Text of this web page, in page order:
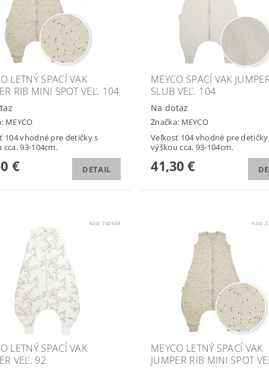
LETNÝ SPACÍ VAK
RIB MINI SPOT VEĽ. 104
MEYCO
104 vhodné pre detičky s
cca. 93-104cm.
€ DETAIL
MEYCO SPACÍ VAK
SLUB VEĽ. 104
Na dotaz
Značka: MEYCO
Veľkosť 104 vhodné pre
výškou cca. 93-104cm.
41,30 €
Kód: 740668
LETNÝ SPACÍ VAK
VEĽ. 92
Kód:
MEYCO LETNÝ SPACÍ VAK
JUMPER RIB MINI SPOT